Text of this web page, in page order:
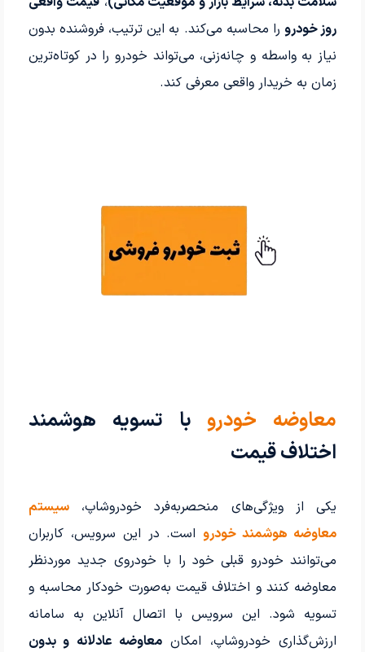
روز خودرو را محاسبه می‌کند. به این ترتیب، فروشنده بدون
نیاز به واسطه و چانه‌زنی، می‌تواند خودرو را در کوتاه‌ترین
زمان به خریدار واقعی معرفی کند.
معاوضه خودروبا تسویه هوشمند
اختلاف قیمت
یکی از ویژگی‌های منحصربه‌فرد خودروشاپ،سیستم
معاوضه هوشمند خودرو است. در این سرویس، کاربران
می‌توانند خودرو قبلی خود را با خودروی جدید موردنظر
معاوضه کنند و اختلاف قیمت به‌صورت خودکار محاسبه و
تسویه شود. این سرویس با اتصال آنلاین به سامانه
ارزش‌گذاری خودروشاپ، امکان معاوضه عادلانه و بدون